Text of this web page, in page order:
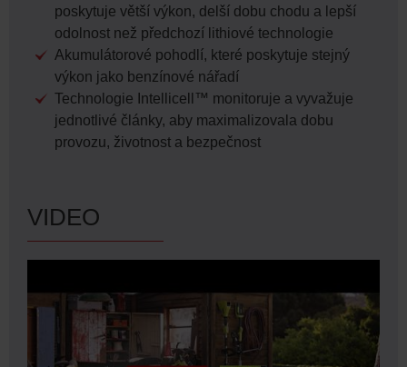
poskytuje větší výkon, delší dobu chodu a lepší
odolnost než předchozí lithiové technologie
Akumulátorové pohodlí, které poskytuje stejný
výkon jako benzínové nářadí
Technologie Intellicell™ monitoruje a vyvažuje
jednotlivé články, aby maximalizovala dobu
provozu, životnost a bezpečnost
VIDEO